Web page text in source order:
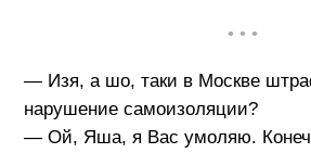
• • •
— Изя, а шо, таки в Москве
нарушение самоизоляции?
— Ой, Яша, я Вас умоляю.